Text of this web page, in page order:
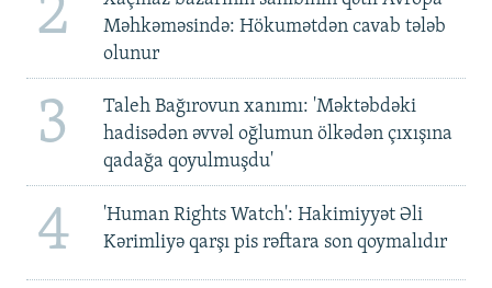
2
Məhkəməsində: Hökumətdən cavab tələb
olunur
3
Taleh Bağırovun xanımı: 'Məktəbdəki
hadisədən əvvəl oğlumun ölkədən çıxışına
qadağa qoyulmuşdu'
4
'Human Rights Watch': Hakimiyyət Əli
Kərimliyə qarşı pis rəftara son qoymalıdır